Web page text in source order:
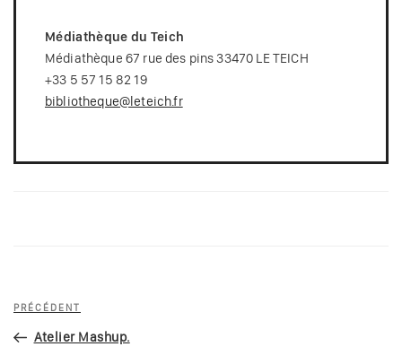
Médiathèque du Teich
Médiathèque 67 rue des pins 33470 LE TEICH
+33 5 57 15 82 19
bibliotheque@leteich.fr
Navigation
l’article
Article
précédent
PRÉCÉDENT
Atelier Mashup.